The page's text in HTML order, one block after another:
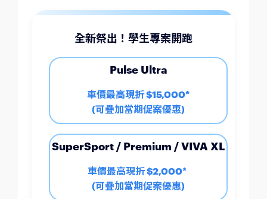
全新祭出！學生專案開跑
SuperSport / Premium / VIVA XL
車價最高現折 $2,000*
(可疊加當期促案優惠)
Pulse Ultra
車價最高現折 $15,000*
(可疊加當期促案優惠)